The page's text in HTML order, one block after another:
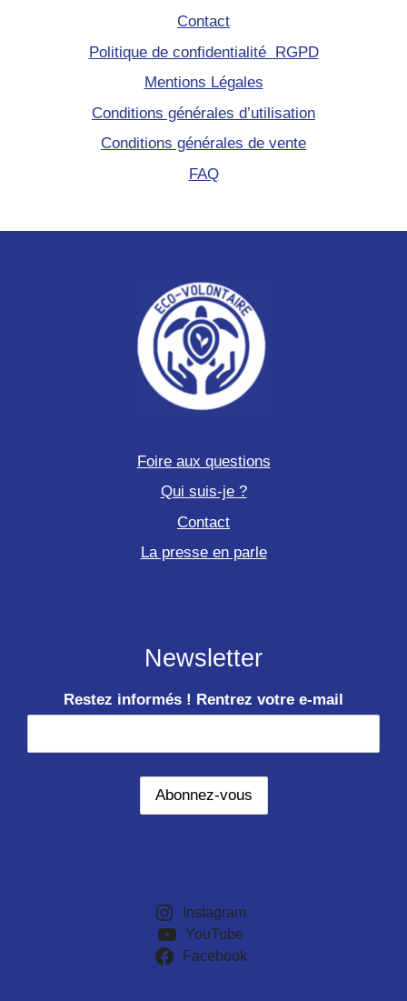
Contact
Politique de confidentialité RGPD
Mentions Légales
Conditions générales d’utilisation
Conditions générales de vente
FAQ
Foire aux questions
Qui suis-je ?
Contact
La presse en parle
Newsletter
Restez informés ! Rentrez votre e-mail
Instagram
YouTube
Facebook